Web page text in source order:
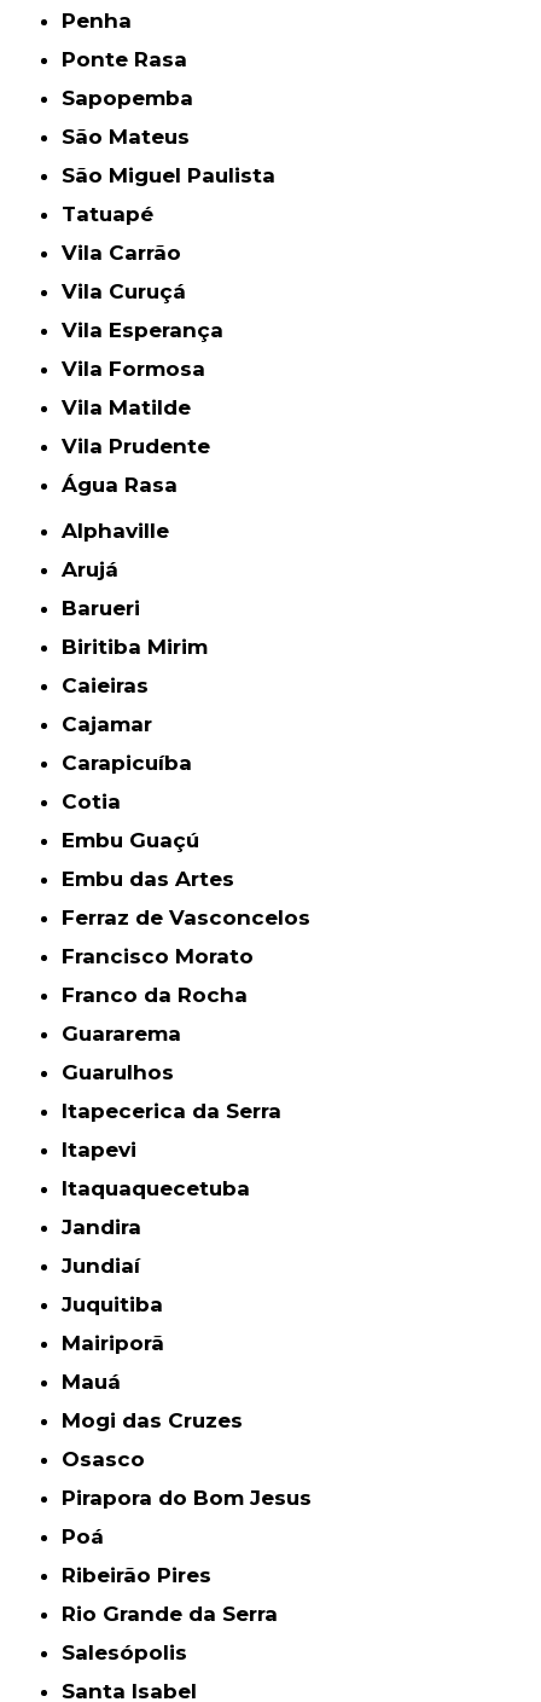
Penha
Ponte Rasa
Sapopemba
São Mateus
São Miguel Paulista
Tatuapé
Vila Carrão
Vila Curuçá
Vila Esperança
Vila Formosa
Vila Matilde
Vila Prudente
Água Rasa
Alphaville
Arujá
Barueri
Biritiba Mirim
Caieiras
Cajamar
Carapicuíba
Cotia
Embu Guaçú
Embu das Artes
Ferraz de Vasconcelos
Francisco Morato
Franco da Rocha
Guararema
Guarulhos
Itapecerica da Serra
Itapevi
Itaquaquecetuba
Jandira
Jundiaí
Juquitiba
Mairiporã
Mauá
Mogi das Cruzes
Osasco
Pirapora do Bom Jesus
Poá
Ribeirão Pires
Rio Grande da Serra
Salesópolis
Santa Isabel